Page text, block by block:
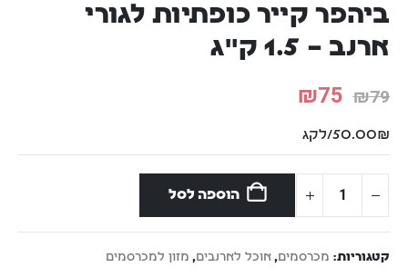
ביהפר קייר כופתיות לגורי
ארנב – 1.5 ק"ג
₪79
₪75
50.00₪/לקג
הוספה לסל
קטגוריות: מכרסמים, אוכל לארנבים, מזון למכרסמים